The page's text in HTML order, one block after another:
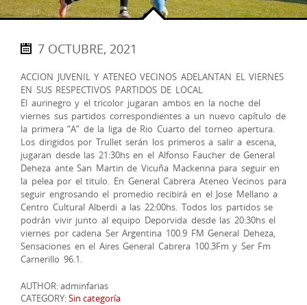
7 OCTUBRE, 2021
ACCION JUVENIL Y ATENEO VECINOS ADELANTAN EL VIERNES
EN SUS RESPECTIVOS PARTIDOS DE LOCAL
El aurinegro y el tricolor jugaran ambos en la noche del
viernes sus partidos correspondientes a un nuevo capítulo de
la primera “A” de la liga de Rio Cuarto del torneo apertura.
Los dirigidos por Trullet serán los primeros a salir a escena,
jugaran desde las 21:30hs en el Alfonso Faucher de General
Deheza ante San Martin de Vicuña Mackenna para seguir en
la pelea por el titulo. En General Cabrera Ateneo Vecinos para
seguir engrosando el promedio recibirá en el Jose Mellano a
Centro Cultural Alberdi a las 22:00hs. Todos los partidos se
podrán vivir junto al equipo Deporvida desde las 20:30hs el
viernes por cadena Ser Argentina 100.9 FM General Deheza,
Sensaciones en el Aires General Cabrera 100.3Fm y Ser Fm
Carnerillo 96.1.
AUTHOR: adminfarias
CATEGORY:Sin categoría